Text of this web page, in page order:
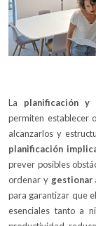
La planificación y
permiten establecer
alcanzarlos y
planificación
prever posibles
ordenar ygestionar
para garantizar que
esenciales tanto a